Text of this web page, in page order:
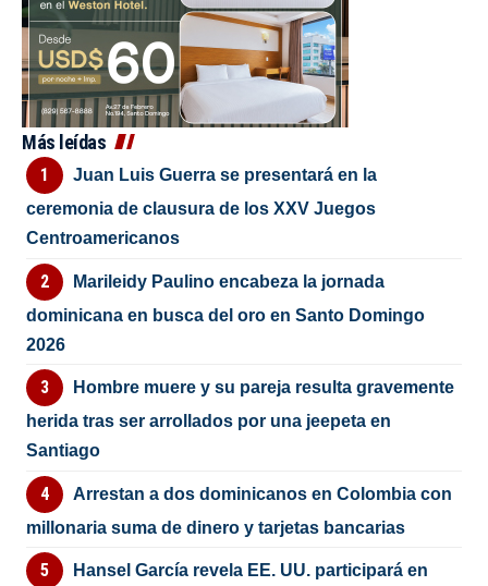
Más leídas
Juan Luis Guerra se presentará en la
ceremonia de clausura de los XXV Juegos
Centroamericanos
Marileidy Paulino encabeza la jornada
dominicana en busca del oro en Santo Domingo
2026
Hombre muere y su pareja resulta gravemente
herida tras ser arrollados por una jeepeta en
Santiago
Arrestan a dos dominicanos en Colombia con
millonaria suma de dinero y tarjetas bancarias
Hansel García revela EE. UU. participará en